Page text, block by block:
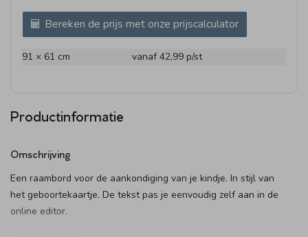
Bereken de prijs met onze prijscalculator
91 × 61 cm vanaf 42,99 p/st
Productinformatie
Omschrijving
Een raambord voor de aankondiging van je kindje. In stijl van
het geboortekaartje. De tekst pas je eenvoudig zelf aan in de
online editor.